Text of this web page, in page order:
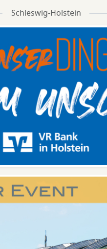
Schleswig-Holstein